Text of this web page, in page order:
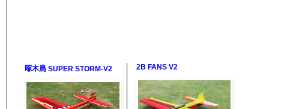
啄木鳥 SUPER STORM-V2 2B FANS V2